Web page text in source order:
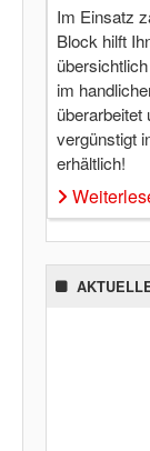
Im Einsatz
Block hilft
im
überarbeitet
vergünstigt
erhältlich!